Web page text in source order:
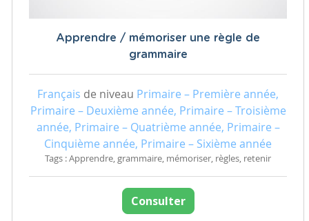
Apprendre / mémoriser une règle de
grammaire
Français de niveau Primaire – Première année,
Primaire – Deuxième année, Primaire – Troisième
année, Primaire – Quatrième année, Primaire –
Cinquième année, Primaire – Sixième année
Tags : Apprendre, grammaire, mémoriser, règles, retenir
Consulter